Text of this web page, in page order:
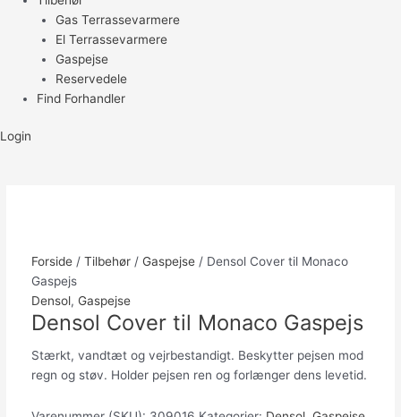
Gas Terrassevarmere
El Terrassevarmere
Gaspejse
Reservedele
Find Forhandler
Login
Forside/ Tilbehør/ Gaspejse/ Densol Cover til Monaco
Gaspejs
Densol, Gaspejse
Densol Cover til Monaco Gaspejs
Stærkt, vandtæt og vejrbestandigt. Beskytter pejsen mod
regn og støv. Holder pejsen ren og forlænger dens levetid.